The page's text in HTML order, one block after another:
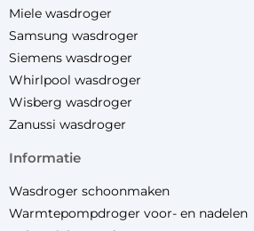
Miele wasdroger
Samsung wasdroger
Siemens wasdroger
Whirlpool wasdroger
Wisberg wasdroger
Zanussi wasdroger
informatie
Wasdroger schoonmaken
Warmtepompdroger voor- en nadelen